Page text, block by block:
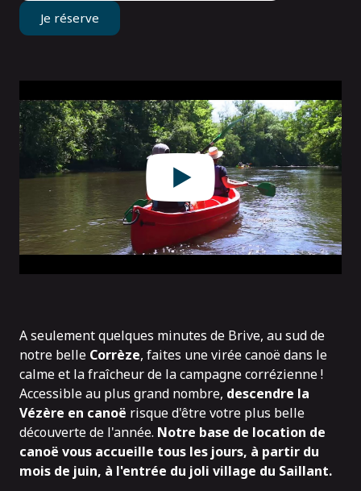
Je réserve
A seulement quelques minutes de Brive, au sud de
notre belle Corrèze, faites une virée canoë dans le
calme et la fraîcheur de la campagne corrézienne !
Accessible au plus grand nombre, descendre la
Vézère en canoë risque d'être votre plus belle
découverte de l'année. Notre base de location de
canoë vous accueille tous les jours, à partir du
mois de juin, à l'entrée du joli village du Saillant.